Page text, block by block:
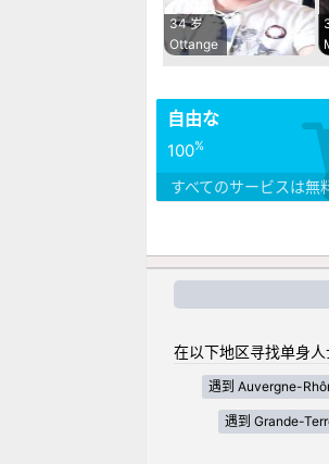
34 岁
Ottange
自由な
100%
すべてのサービスは無
在以下地区寻找单身
遇到 Auvergne-
遇到 Grande-